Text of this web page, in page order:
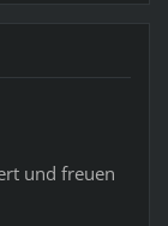
und freuen